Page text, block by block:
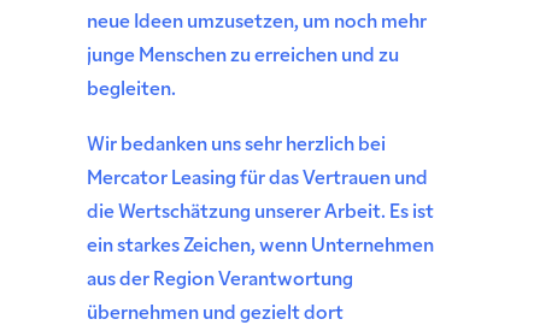
neue Ideen umzusetzen, um noch mehr
junge Menschen zu erreichen und zu
begleiten.
Wir bedanken uns sehr herzlich bei
Mercator Leasing für das Vertrauen und
die Wertschätzung unserer Arbeit. Es ist
ein starkes Zeichen, wenn Unternehmen
aus der Region Verantwortung
übernehmen und gezielt dort